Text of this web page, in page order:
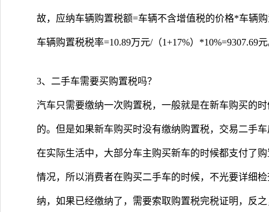
故，应纳车辆购置税额=车辆不含增值税的价格*车辆
车辆购置税税率=10.89万元/（1+17%）*10%=9307.69
3、二手车需要买购置税吗？
汽车只需要缴纳一次购置税，一般就是在新车购买的
的。但是如果新车购买时没有缴纳购置税，交易二手
在实际生活中，大部分车主购买新车的时候都支付了
情况，所以消费者在购买二手车的时候，不光要详细
纳，如果已经缴纳了，需要索取购置税完税证明，反